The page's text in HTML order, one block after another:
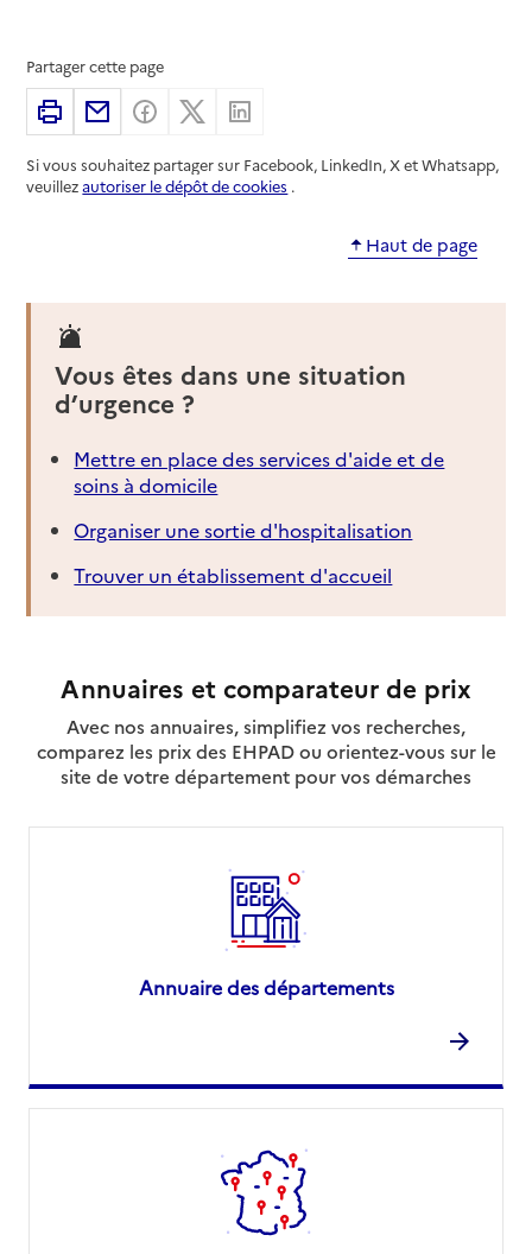
Partager cette page
ImprimerPartager par email
Partager sur Facebook
Partager sur X
Si vous souhaitez partager sur Facebook, LinkedIn, X et Whatsapp,
veuillezautoriser le dépôt de cookies .
Haut de page
Vous êtes dans une situation
d’urgence ?
Mettre en place des services d'aide et de
soins à domicile
Organiser une sortie d'hospitalisation
Trouver un établissement d'accueil
Annuaires et comparateur de prix
Avec nos annuaires, simplifiez vos recherches,
comparez les prix des EHPAD ou orientez-vous sur le
site de votre département pour vos démarches
Annuaire des départements